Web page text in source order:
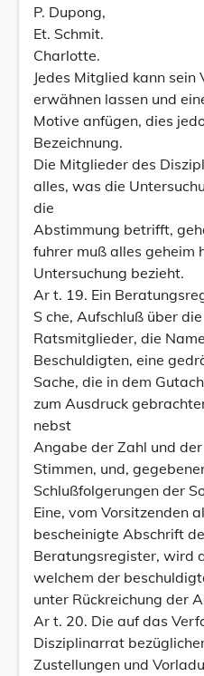
P. Dupong,
Et. Schmit.
Charlotte.
Jedes Mitglied kann sein
erwähnen lassen und
Motive anfügen, dies
Bezeichnung.
Die Mitglieder des
alles, was die
die
Abstimmung betrifft,
fuhrer muß alles geheim
Untersuchung bezieht.
Ar t. 19. Ein
S che, Aufschluß über
Ratsmitglieder, die
Beschuldigten, eine
Sache, die in dem
zum Ausdruck
nebst
Angabe der Zahl und
Stimmen, und,
Schlußfolgerungen der
Eine, vom Vorsitzenden
bescheinigte Abschrift
Beratungsregister, wird
welchem der
unter Rückreichung der
Ar t. 20. Die auf das
Disziplinarrat
Zustellungen und